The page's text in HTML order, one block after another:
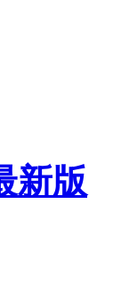
新版